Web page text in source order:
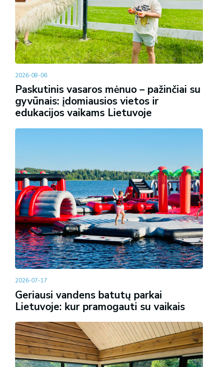
2026-08-06
Paskutinis vasaros mėnuo – pažinčiai su
gyvūnais: įdomiausios vietos ir
edukacijos vaikams Lietuvoje
2026-07-17
Geriausi vandens batutų parkai
Lietuvoje: kur pramogauti su vaikais